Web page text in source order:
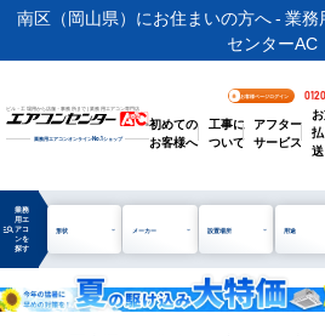
南区（岡山県）にお住まいの方へ - 業
センターAC
ビル・工場用から店舗・事務所まで | 業務用エアコン専門店
業務用エアコンオンラインNo.1ショップ
お客様ページログイン
初めての
お客様へ
工事に
ついて
アフター
サービス 送
manage_search
業務
用エ
アコ
ンを
探す
形状 メーカー 設置場所 用途